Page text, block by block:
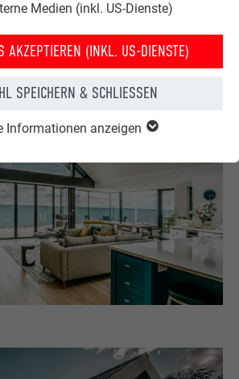
Medien (inkl. US-Dienste)
AKZEPTIEREN (INKL. US-DIENSTE)
SPEICHERN & SCHLIESSEN
Informationen anzeigen